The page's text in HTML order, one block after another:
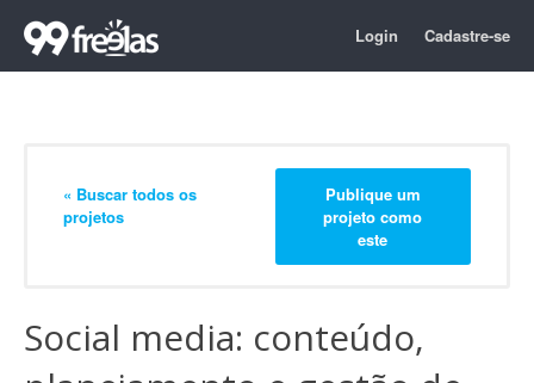
Login Cadastre-se
« Buscar todos os
projetos
Publique um
projeto como
este
Social media: conteúdo,